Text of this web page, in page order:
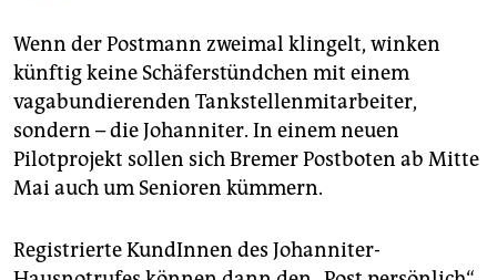
fragen & hilfe
unterstützen
abo
genossenschaft
Wenn der Postmann zweimal klingelt, winken
künftig keine Schäferstündchen mit einem
vagabundierenden Tankstellenmitarbeiter,
sondern – die Johanniter. In einem neuen
Pilotprojekt sollen sich Bremer Postboten ab Mitte
Mai auch um Senioren kümmern.
Registrierte KundInnen des Johanniter-